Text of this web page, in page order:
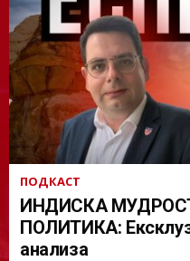
ПОДКАСТ
ИНДИСКА
ПОЛИТИКА:
анализа